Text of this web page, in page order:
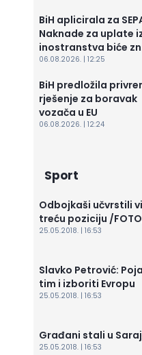
BiH aplicirala za
Naknade za uplate
inostranstva biće
06.08.2026. | 12:25
BiH predložila
rješenje za boravak
vozača u EU
06.08.2026. | 12:24
Sport
Odbojkaši učvrstili
treću poziciju /
25.05.2018. | 16:53
Slavko Petrović:
tim i izboriti Evropu
25.05.2018. | 16:53
Građani stali u
25.05.2018. | 16:53